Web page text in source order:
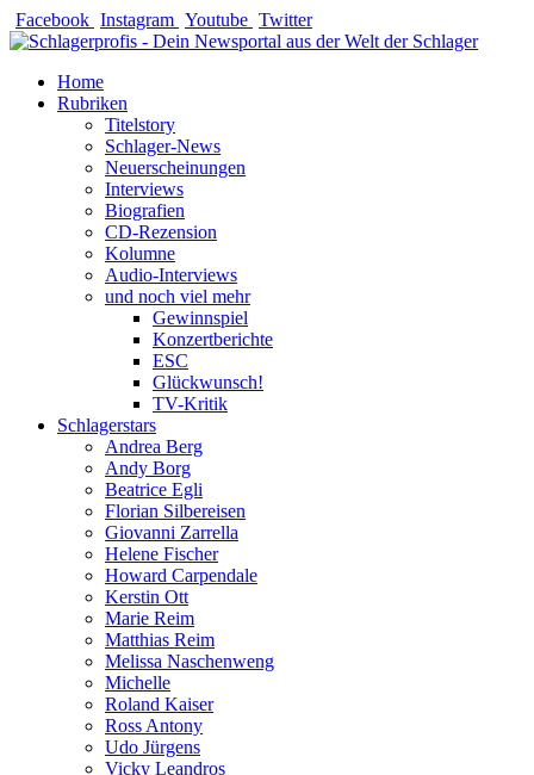
Zum
Inhalt
Facebook Instagram Youtube Twitter
Home
Rubriken
Titelstory
Schlager-News
Neuerscheinungen
Interviews
Biografien
CD-Rezension
Kolumne
Audio-Interviews
und noch viel mehr
Gewinnspiel
Konzertberichte
ESC
Glückwunsch!
TV-Kritik
Schlagerstars
Andrea Berg
Andy Borg
Beatrice Egli
Florian Silbereisen
Giovanni Zarrella
Helene Fischer
Howard Carpendale
Kerstin Ott
Marie Reim
Matthias Reim
Melissa Naschenweng
Michelle
Roland Kaiser
Ross Antony
Udo Jürgens
Vicky Leandros